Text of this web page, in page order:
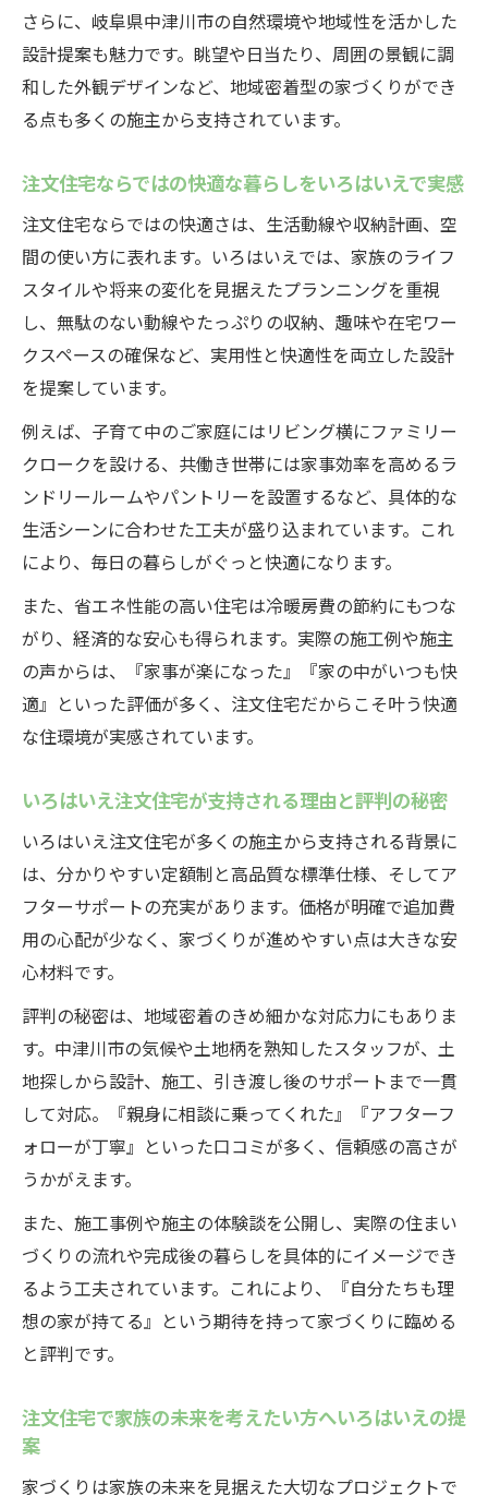
定額制注文住宅の安心感とメリットを探る
注文住宅を定額制で建てるメリットと安心
感
いろはいえのワンプライス注文住宅の評価
定額制注文住宅で予算オーバーを防ぐポイ
ント
注文住宅選びで重視したい定額制の特徴
定額制注文住宅のデメリットと上手な対策
法
いろはいえ標準仕様の充実度を徹底解説
心感
注文住宅の快適さを高めるいろはいえ標準
装備
いろはいえ施工 例から見る標準仕様の充実
標準仕様で実現する注文住宅の高機能な生
活
注文住宅選びで重視したい標準仕様のポイ
ント
さらに、岐阜県中津川市の自然環境や地域性を活かした
設計提案も魅力です。眺望や日当たり、周囲の景観に調
和した外観デザインなど、地域密着型の家づくりができ
る点も多くの施主から支持されています。
注文住宅ならではの快適な暮らしをいろはいえで実感
注文住宅ならではの快適さは、生活動線や収納計画、空
間の使い方に表れます。いろはいえでは、家族のライフ
スタイルや将来の変化を見据えたプランニングを重視
し、無駄のない動線やたっぷりの収納、趣味や在宅ワー
クスペースの確保など、実用性と快適性を両立した設計
を提案しています。
例えば、子育て中のご家庭にはリビング横にファミリー
クロークを設ける、共働き世帯には家事効率を高めるラ
ンドリールームやパントリーを設置するなど、具体的な
生活シーンに合わせた工夫が盛り込まれています。これ
により、毎日の暮らしがぐっと快適になります。
また、省エネ性能の高い住宅は冷暖房費の節約にもつな
がり、経済的な安心も得られます。実際の施工例や施主
の声からは、『家事が楽になった』『家の中がいつも快
適』といった評価が多く、注文住宅だからこそ叶う快適
な住環境が実感されています。
いろはいえ注文住宅が支持される理由と評判の秘密
いろはいえ注文住宅が多くの施主から支持される背景に
は、分かりやすい定額制と高品質な標準仕様、そしてア
フターサポートの充実があります。価格が明確で追加費
用の心配が少なく、家づくりが進めやすい点は大きな安
心材料です。
評判の秘密は、地域密着のきめ細かな対応力にもありま
す。中津川市の気候や土地柄を熟知したスタッフが、土
地探しから設計、施工、引き渡し後のサポートまで一貫
して対応。『親身に相談に乗ってくれた』『アフターフ
ォローが丁寧』といった口コミが多く、信頼感の高さが
うかがえます。
また、施工事例や施主の体験談を公開し、実際の住まい
づくりの流れや完成後の暮らしを具体的にイメージでき
るよう工夫されています。これにより、『自分たちも理
想の家が持てる』という期待を持って家づくりに臨める
と評判です。
注文住宅で家族の未来を考えたい方へいろはいえの提
案
家づくりは家族の未来を見据えた大切なプロジェクトで